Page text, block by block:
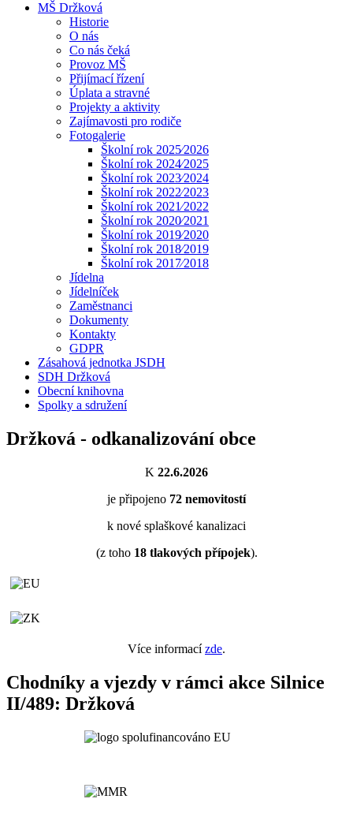
MŠ Držková
Historie
O nás
Co nás čeká
Provoz MŠ
Přijímací řízení
Úplata a stravné
Projekty a aktivity
Zajímavosti pro rodiče
Fotogalerie
Školní rok 2025⁄2026
Školní rok 2024⁄2025
Školní rok 2023⁄2024
Školní rok 2022⁄2023
Školní rok 2021⁄2022
Školní rok 2020⁄2021
Školní rok 2019⁄2020
Školní rok 2018⁄2019
Školní rok 2017⁄2018
Jídelna
Jídelníček
Zaměstnanci
Dokumenty
Kontakty
GDPR
Zásahová jednotka JSDH
SDH Držková
Obecní knihovna
Spolky a sdružení
Držková - odkanalizování obce
K 22.6.2026
je připojeno 72 nemovitostí
k nové splaškové kanalizaci
(z toho 18tlakových přípojek).
Více informacízde.
Chodníky a vjezdy v rámci akce Silnice
II/489: Držková